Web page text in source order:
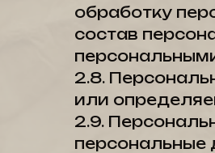
обработку
состав
2.8.
или
2.9.
персональные